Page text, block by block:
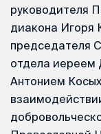
руководителя
диакона Игоря
председателя
отдела иереем
Антонием